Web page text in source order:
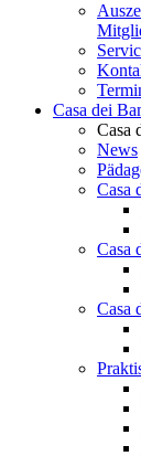
Casa dei
Casa
News
Casa
Casa
Casa